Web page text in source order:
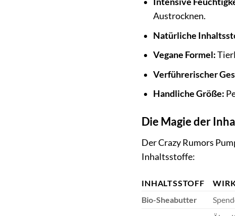
Austrocknen.
Natürliche
Vegane Formel:
Verführerischer
Handliche Größe:
Die Magie der
Der Crazy Rumors
Inhaltsstoffe:
INHALTSSTOFF
Bio-Sheabutter